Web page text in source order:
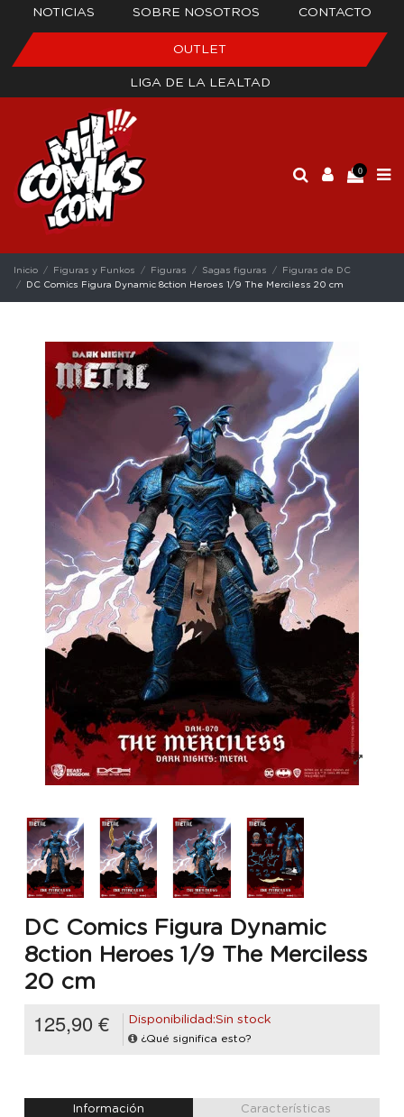
NOTICIAS SOBRE NOSOTROS CONTACTO
OUTLET
LIGA DE LA LEALTAD
0
Inicio Figuras y Funkos Figuras Sagas figuras
Figuras de DC
DC Comics Figura Dynamic 8ction Heroes 1/9 The Merciless 20 cm
DC Comics Figura Dynamic
8ction Heroes 1/9 The Merciless
20 cm
125,90 € Disponibilidad:Sin stock
¿Qué significa esto?
Información Características